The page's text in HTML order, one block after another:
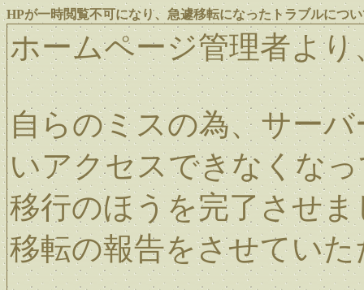
HPが一時閲覧不可になり、急遽移転になったトラブルにつ
ホームページ管理者よ
自らのミスの為、サー
いアクセスできなくなっ
移行のほうを完了させま
移転の報告をさせてい